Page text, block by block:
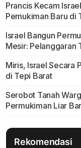
Prancis Kecam
Pemukiman Baru di
Israel Bangun
Mesir: Pelanggaran
Miris, Israel Secara
di Tepi Barat
Serobot Tanah
Permukiman Liar
Rekomendasi